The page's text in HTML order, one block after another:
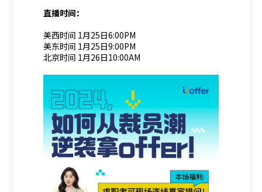
直播时间：
美西时间 1月25日6:00PM
美东时间 1月25日9:00PM
北京时间 1月26日10:00AM